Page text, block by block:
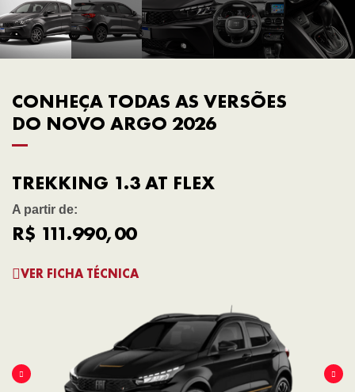
CONHEÇA TODAS AS VERSÕES
DO NOVO ARGO 2026
TREKKING 1.3 AT FLEX
A partir de:
R$ 111.990,00
VER FICHA TÉCNICA